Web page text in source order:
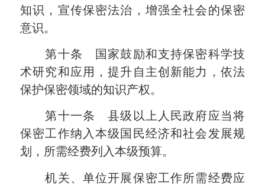
知识，宣传保密法治，增强全社会的保密
意识。
第十条 国家鼓励和支持保密科学技
术研究和应用，提升自主创新能力，依法
保护保密领域的知识产权。
第十一条 县级以上人民政府应当将
保密工作纳入本级国民经济和社会发展规
划，所需经费列入本级预算。
机关、单位开展保密工作所需经费应